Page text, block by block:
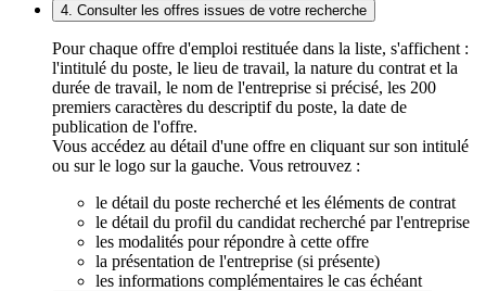
4. Consulter les offres issues de votre recherche
Pour chaque offre d'emploi restituée dans la liste, s'affichent :
l'intitulé du poste, le lieu de travail, la nature du contrat et la
durée de travail, le nom de l'entreprise si précisé, les 200
premiers caractères du descriptif du poste, la date de
publication de l'offre.
Vous accédez au détail d'une offre en cliquant sur son intitulé
ou sur le logo sur la gauche. Vous retrouvez :
le détail du poste recherché et les éléments de contrat
le détail du profil du candidat recherché par l'entreprise
les modalités pour répondre à cette offre
la présentation de l'entreprise (si présente)
les informations complémentaires le cas échéant